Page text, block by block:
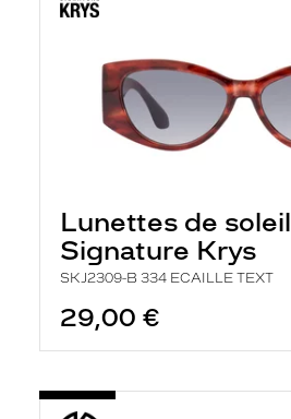
Lunettes de soleil
Signature Krys
SKJ2309-B 334 ECAILLE TEXT
29,00 €